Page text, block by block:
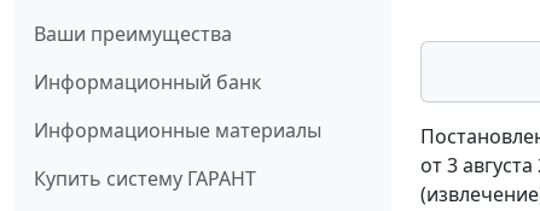
Ваши преимущества
Информационный банк
Информационные материалы
Купить систему ГАРАНТ
от 3